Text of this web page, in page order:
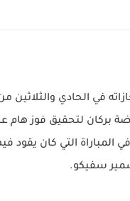
في الحادي
بركان لتحقيق فوز هام
التي كان يقود
سفيكو.